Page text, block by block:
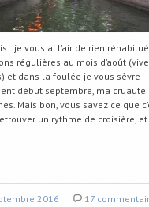
: je vous ai l’air de rien
régulières au mois d’août
et dans la foulée je vous sèvre
début septembre, ma cruauté
Mais bon, vous savez ce que
un rythme de croisière,
2016 17